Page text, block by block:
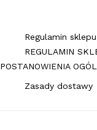
Regulamin sklepu
REGULAMIN
POSTANOWIENIA
Zasady dostawy